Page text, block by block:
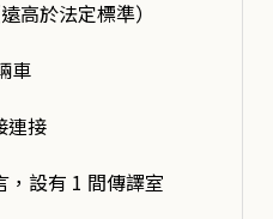
高於法定標準）
車
連接
，設有 1 間傳譯室